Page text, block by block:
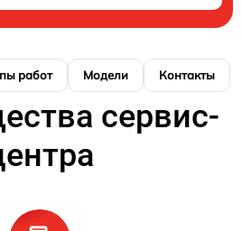
работ Модели Контакты
сервис-